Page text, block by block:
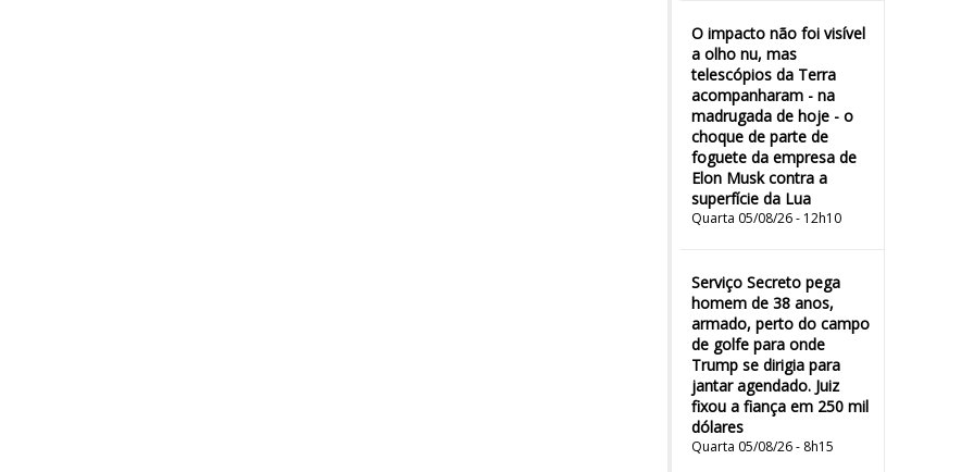
O impacto não foi visível
a olho nu, mas
telescópios da Terra
acompanharam - na
madrugada de hoje - o
choque de parte de
foguete da empresa de
Elon Musk contra a
superfície da Lua
Quarta 05/08/26 - 12h10
Serviço Secreto pega
homem de 38 anos,
armado, perto do campo
de golfe para onde
Trump se dirigia para
jantar agendado. Juiz
fixou a fiança em 250 mil
dólares
Quarta 05/08/26 - 8h15